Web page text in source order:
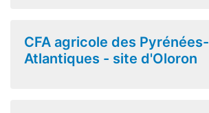
CFA agricole des Pyrénées-
Atlantiques - site d'Oloron